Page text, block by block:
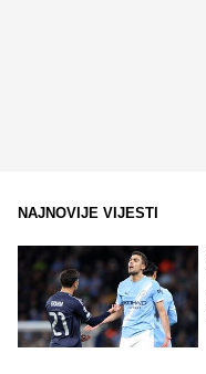
NAJNOVIJE VIJESTI